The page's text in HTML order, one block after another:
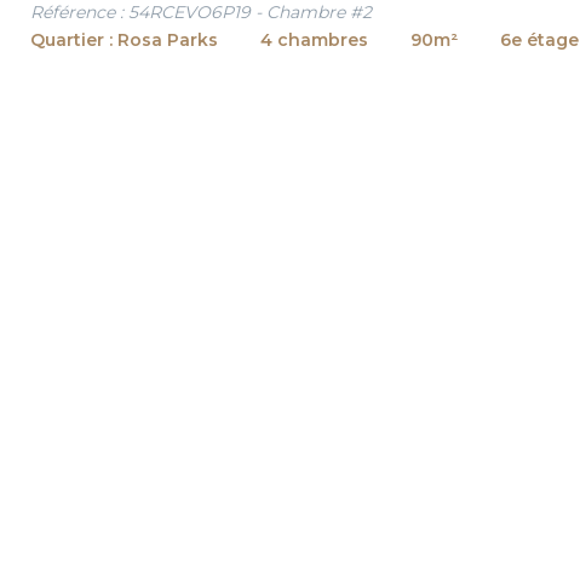
Référence : 54RCEVO6P19 - Chambre #2
Quartier : Rosa Parks
4 chambres 90m² 6e étage